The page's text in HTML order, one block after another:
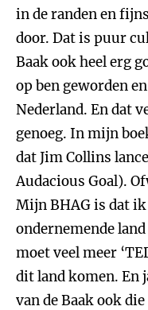
in de randen en
door. Dat is puur
Baak ook heel erg
op ben geworden
Nederland. En dat
genoeg. In mijn
dat Jim Collins
Audacious Goal).
Mijn BHAG is dat
ondernemende
moet veel meer
dit land komen. En
van de Baak ook